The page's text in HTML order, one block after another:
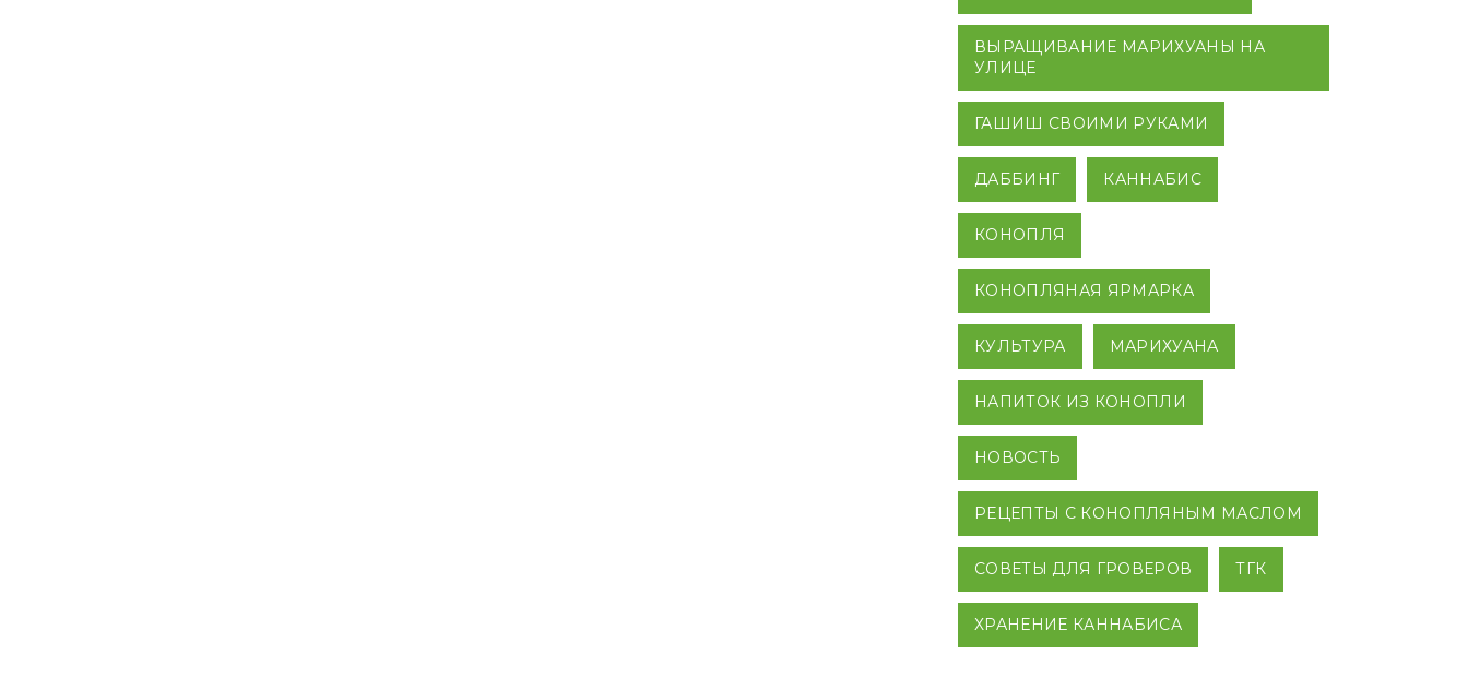
ВЫРАЩИВАНИЕ МАРИХУАНЫ НА
УЛИЦЕ
ГАШИШ СВОИМИ РУКАМИ
ДАББИНГ КАННАБИС
КОНОПЛЯ
КОНОПЛЯНАЯ ЯРМАРКА
КУЛЬТУРА МАРИХУАНА
НАПИТОК ИЗ КОНОПЛИ
НОВОСТЬ
РЕЦЕПТЫ С КОНОПЛЯНЫМ МАСЛОМ
СОВЕТЫ ДЛЯ ГРОВЕРОВ ТГК
ХРАНЕНИЕ КАННАБИСА